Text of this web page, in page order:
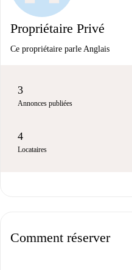
Propriétaire Privé
Ce propriétaire parle Anglais
3
Annonces publiées
4
Locataires
Comment réserver